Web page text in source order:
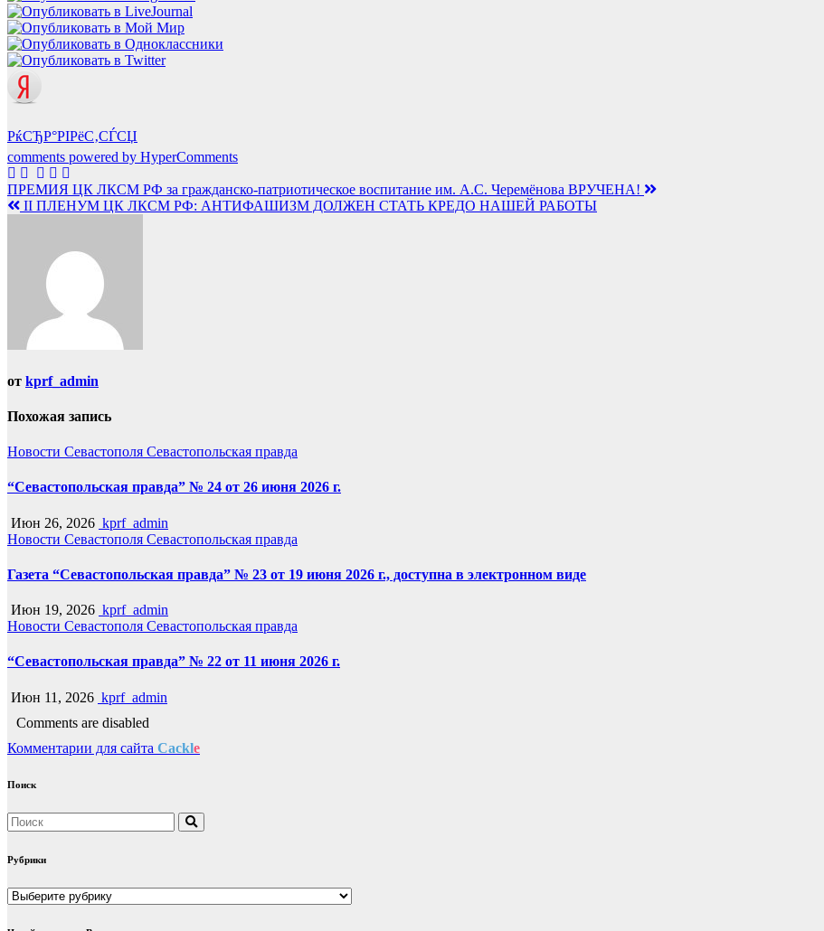
РќСЂР°РІРёС‚СЃСЏ
comments powered by HyperComments
Навигация
по
ПРЕМИЯ ЦК ЛКСМ РФ за гражданско-патриотическое воспитание им. А.С. Черемёнова ВРУЧЕНА!
II ПЛЕНУМ ЦК ЛКСМ РФ: АНТИФАШИЗМ ДОЛЖЕН СТАТЬ КРЕДО НАШЕЙ РАБОТЫ
от kprf_admin
Похожая запись
Новости Севастополя Севастопольская правда
“Севастопольская правда” № 24 от 26 июня 2026 г.
Июн 26, 2026 kprf_admin
Новости Севастополя Севастопольская правда
Газета “Севастопольская правда” № 23 от 19 июня 2026 г., доступна в электронном виде
Июн 19, 2026 kprf_admin
Новости Севастополя Севастопольская правда
“Севастопольская правда” № 22 от 11 июня 2026 г.
Июн 11, 2026 kprf_admin
Comments are disabled
Комментарии для сайта Cackle
Поиск
Рубрики
Рубрики